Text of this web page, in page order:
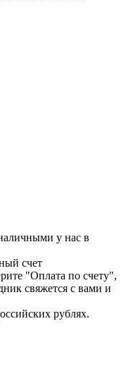
у нас в
счет
"Оплата по счету",
свяжется с вами и
рублях.